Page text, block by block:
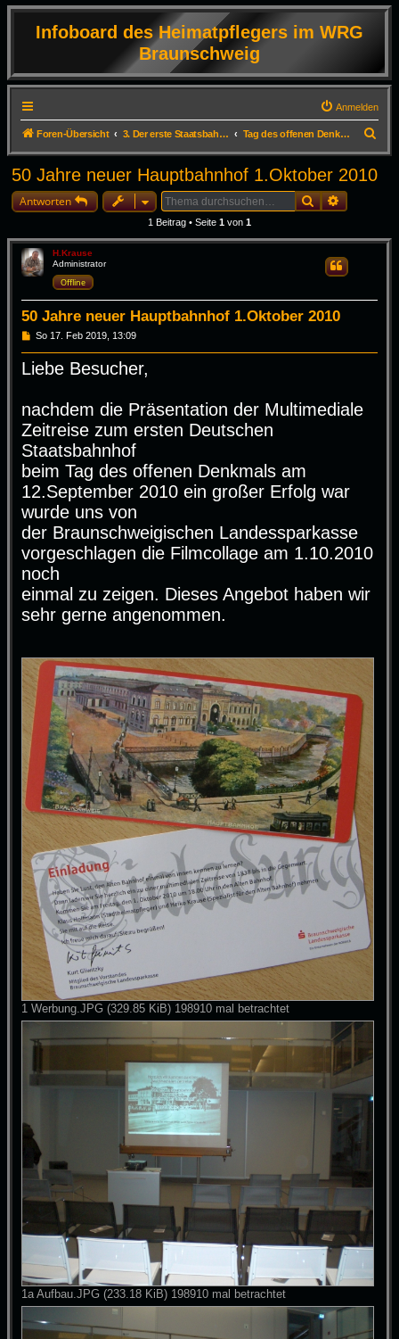
Infoboard des Heimatpflegers im WRG
Braunschweig
Anmelden
Foren-Übersicht 3. Der erste Staatsbahnhof Deutschlands in Braunschweig Tag des offenen Denkmals im Alten Bahnhof September 2010
u
50 Jahre neuer Hauptbahnhof 1.Oktober 2010
Antworten SucheErweiterte
1 Beitrag • Seite 1 von 1
H.Krause
Administrator
Offline
50 Jahre neuer Hauptbahnhof 1.Oktober 2010
Zitieren
B
g
So 17. Feb 2019, 13:09
Liebe Besucher,
nachdem die Präsentation der Multimediale
Zeitreise zum ersten Deutschen
Staatsbahnhof
beim Tag des offenen Denkmals am
12.September 2010 ein großer Erfolg war
wurde uns von
der Braunschweigischen Landessparkasse
vorgeschlagen die Filmcollage am 1.10.2010
noch
einmal zu zeigen. Dieses Angebot haben wir
sehr gerne angenommen.
1 Werbung.JPG (329.85 KiB) 198910 mal betrachtet
1a Aufbau.JPG (233.18 KiB) 198910 mal betrachtet